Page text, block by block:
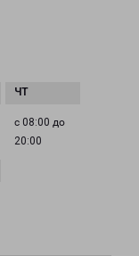
с 08:00 до
20:00